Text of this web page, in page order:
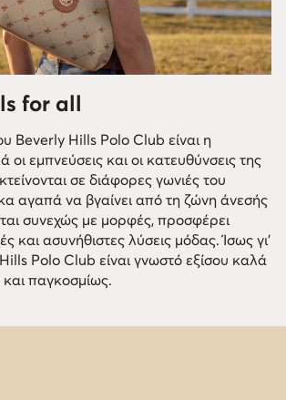
for all
Beverly Hills Polo Club είναι η
οι εμπνεύσεις και οι κατευθύνσεις της
σε διάφορες γωνιές του
αγαπά να βγαίνει από τη ζώνη άνεσής
συνεχώς με μορφές, προσφέρει
και ασυνήθιστες λύσεις μόδας. Ίσως γι'
Polo Club είναι γνωστό εξίσου καλά
παγκοσμίως.